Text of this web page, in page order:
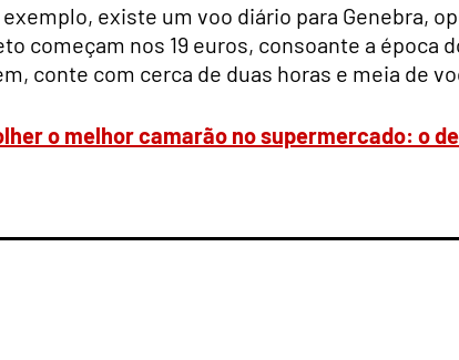
existe um voo diário para Genebra,
começam nos 19 euros, consoante a época
conte com cerca de duas horas e meia de
o melhor camarão no supermercado: o